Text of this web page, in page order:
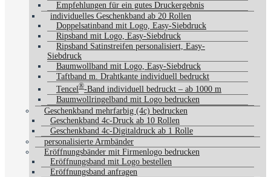
Empfehlungen für ein gutes Druckergebnis
individuelles Geschenkband ab 20 Rollen
Doppelsatinband mit Logo, Easy-Siebdruck
Ripsband mit Logo, Easy-Siebdruck
Ripsband Satinstreifen personalisiert, Easy-
Siebdruck
Baumwollband mit Logo, Easy-Siebdruck
Taftband m. Drahtkante individuell bedruckt
Tencel®-Band individuell bedruckt – ab 1000 m
Baumwollringelband mit Logo bedrucken
Geschenkband mehrfarbig (4c) bedrucken
Geschenkband 4c-Druck ab 10 Rollen
Geschenkband 4c-Digitaldruck ab 1 Rolle
personalisierte Armbänder
Eröffnungsbänder mit Firmenlogo bedrucken
Eröffnungsband mit Logo bestellen
Eröffnungsband anfragen